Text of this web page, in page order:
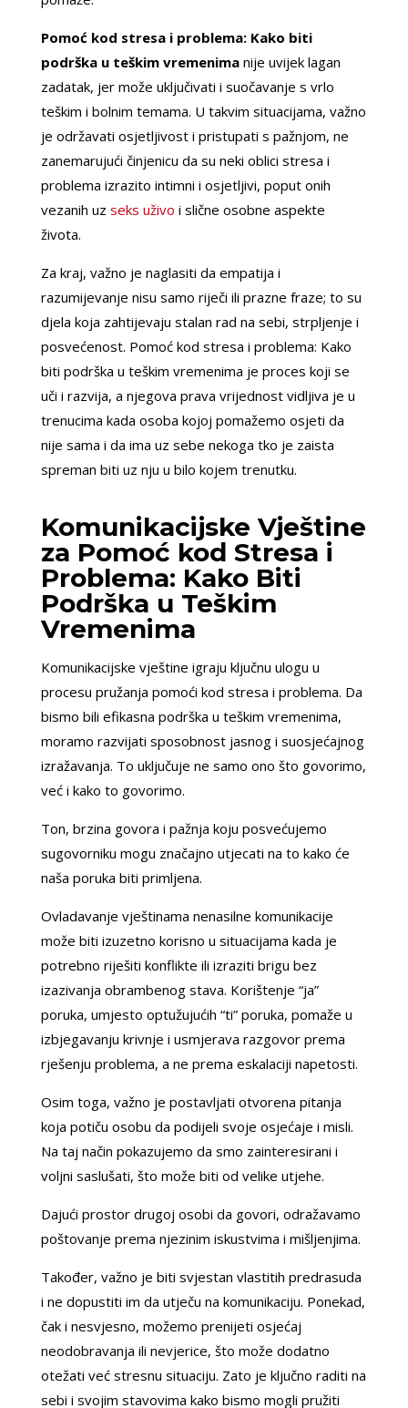
Pomoć kod stresa i problema: Kako biti
podrška u teškim vremenimanije uvijek lagan
zadatak, jer može uključivati i suočavanje s vrlo
teškim i bolnim temama. U takvim situacijama, važno
je održavati osjetljivost i pristupati s pažnjom, ne
zanemarujući činjenicu da su neki oblici stresa i
problema izrazito intimni i osjetljivi, poput onih
vezanih uz seks uživo i slične osobne aspekte
života.
Za kraj, važno je naglasiti da empatija i
razumijevanje nisu samo riječi ili prazne fraze; to su
djela koja zahtijevaju stalan rad na sebi, strpljenje i
posvećenost. Pomoć kod stresa i problema: Kako
biti podrška u teškim vremenima je proces koji se
uči i razvija, a njegova prava vrijednost vidljiva je u
trenucima kada osoba kojoj pomažemo osjeti da
nije sama i da ima uz sebe nekoga tko je zaista
spreman biti uz nju u bilo kojem trenutku.
Komunikacijske Vještine
za Pomoć kod Stresa i
Problema: Kako Biti
Podrška u Teškim
Vremenima
Komunikacijske vještine igraju ključnu ulogu u
procesu pružanja pomoći kod stresa i problema. Da
bismo bili efikasna podrška u teškim vremenima,
moramo razvijati sposobnost jasnog i suosjećajnog
izražavanja. To uključuje ne samo ono što govorimo,
već i kako to govorimo.
Ton, brzina govora i pažnja koju posvećujemo
sugovorniku mogu značajno utjecati na to kako će
naša poruka biti primljena.
Ovladavanje vještinama nenasilne komunikacije
može biti izuzetno korisno u situacijama kada je
potrebno riješiti konflikte ili izraziti brigu bez
izazivanja obrambenog stava. Korištenje “ja”
poruka, umjesto optužujućih “ti” poruka, pomaže u
izbjegavanju krivnje i usmjerava razgovor prema
rješenju problema, a ne prema eskalaciji napetosti.
Osim toga, važno je postavljati otvorena pitanja
koja potiču osobu da podijeli svoje osjećaje i misli.
Na taj način pokazujemo da smo zainteresirani i
voljni saslušati, što može biti od velike utjehe.
Dajući prostor drugoj osobi da govori, odražavamo
poštovanje prema njezinim iskustvima i mišljenjima.
Također, važno je biti svjestan vlastitih predrasuda
i ne dopustiti im da utječu na komunikaciju. Ponekad,
čak i nesvjesno, možemo prenijeti osjećaj
neodobravanja ili nevjerice, što može dodatno
otežati već stresnu situaciju. Zato je ključno raditi na
sebi i svojim stavovima kako bismo mogli pružiti